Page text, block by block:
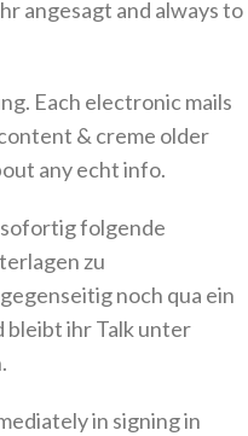
angesagt and always to
Each electronic mails
& creme older
any echt info.
folgende
zu
noch qua ein
bleibt ihr Talk unter
in signing in